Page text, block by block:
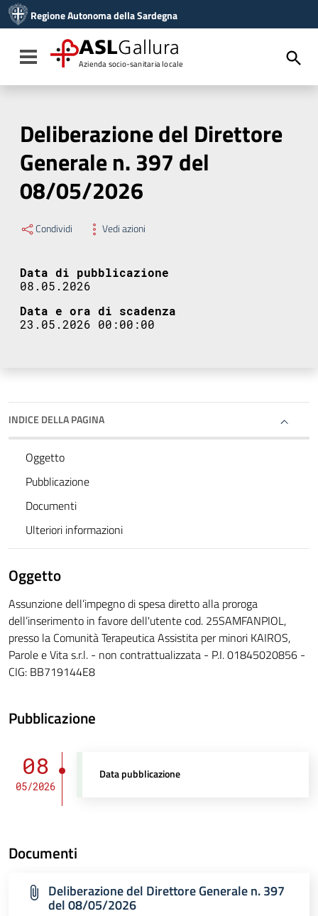
Vai al menu di navigazione
Vai al footer
Regione Autonoma della Sardegna
Toggle navigation
ASLGallura
Azienda socio-sanitaria locale
Deliberazione del Direttore
Generale n. 397 del
08/05/2026
Condividi Vedi azioni
Data di pubblicazione
08.05.2026
Data e ora di scadenza
23.05.2026 00:00:00
INDICE DELLA PAGINA
Oggetto
Pubblicazione
Documenti
Ulteriori informazioni
Oggetto
Assunzione dell’impegno di spesa diretto alla proroga
dell’inserimento in favore dell'utente cod. 25SAMFANPIOL,
presso la Comunità Terapeutica Assistita per minori KAIROS,
Parole e Vita s.r.l. - non contrattualizzata - P.I. 01845020856 -
CIG: BB719144E8
Pubblicazione
08
05/2026
Data pubblicazione
Documenti
Deliberazione del Direttore Generale n. 397
del 08/05/2026